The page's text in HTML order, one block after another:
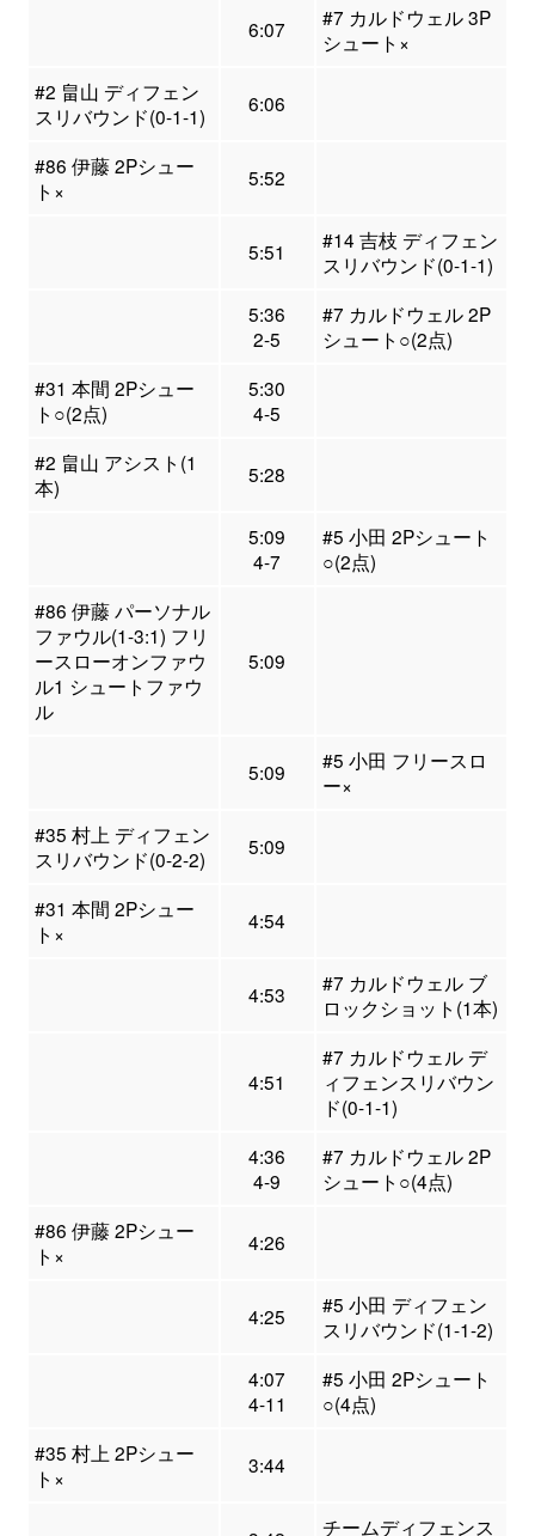
6:07
#7 カルドウェル 3P
シュート×
#2 畠山 ディフェン
スリバウンド(0-1-1)
6:06
#86 伊藤 2Pシュー
ト×
5:52
5:51
#14 吉枝 ディフェン
スリバウンド(0-1-1)
5:36
2-5
#7 カルドウェル 2P
シュート○(2点)
#31 本間 2Pシュー
ト○(2点)
5:30
4-5
#2 畠山 アシスト(1
本)
5:28
5:09
4-7
#5 小田 2Pシュート
○(2点)
#86 伊藤 パーソナル
ファウル(1-3:1) フリ
ースローオンファウ
ル1 シュートファウ
ル
5:09
5:09
#5 小田 フリースロ
ー×
#35 村上 ディフェン
スリバウンド(0-2-2)
5:09
#31 本間 2Pシュー
ト×
4:54
4:53
#7 カルドウェル ブ
ロックショット(1本)
4:51
#7 カルドウェル デ
ィフェンスリバウン
ド(0-1-1)
4:36
4-9
#7 カルドウェル 2P
シュート○(4点)
#86 伊藤 2Pシュー
ト×
4:26
4:25
#5 小田 ディフェン
スリバウンド(1-1-2)
4:07
4-11
#5 小田 2Pシュート
○(4点)
#35 村上 2Pシュー
ト×
3:44
チームディフェンス